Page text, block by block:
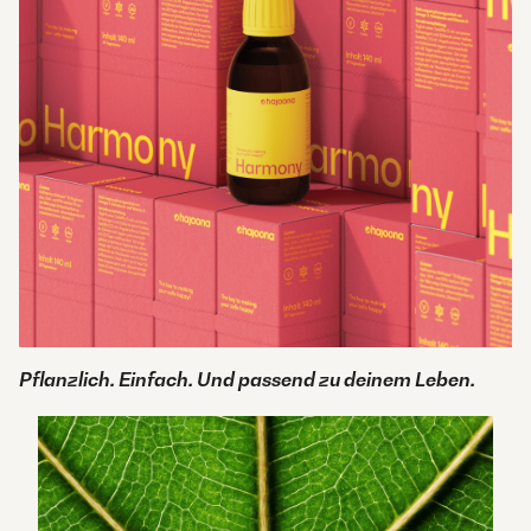
Pflanzlich. Einfach. Und passend zu deinem Leben.